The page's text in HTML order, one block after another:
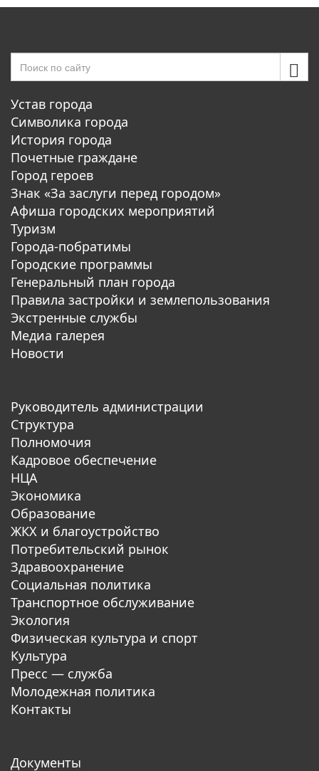
Устав города
Символика города
История города
Почетные граждане
Город героев
Знак «За заслуги перед городом»
Афиша городских мероприятий
Туризм
Города-побратимы
Городские программы
Генеральный план города
Правила застройки и землепользования
Экстренные службы
Медиа галерея
Новости
Руководитель администрации
Структура
Полномочия
Кадровое обеспечение
НЦА
Экономика
Образование
ЖКХ и благоустройство
Потребительский рынок
Здравоохранение
Социальная политика
Транспортное обслуживание
Экология
Физическая культура и спорт
Культура
Пресс — служба
Молодежная политика
Контакты
Документы